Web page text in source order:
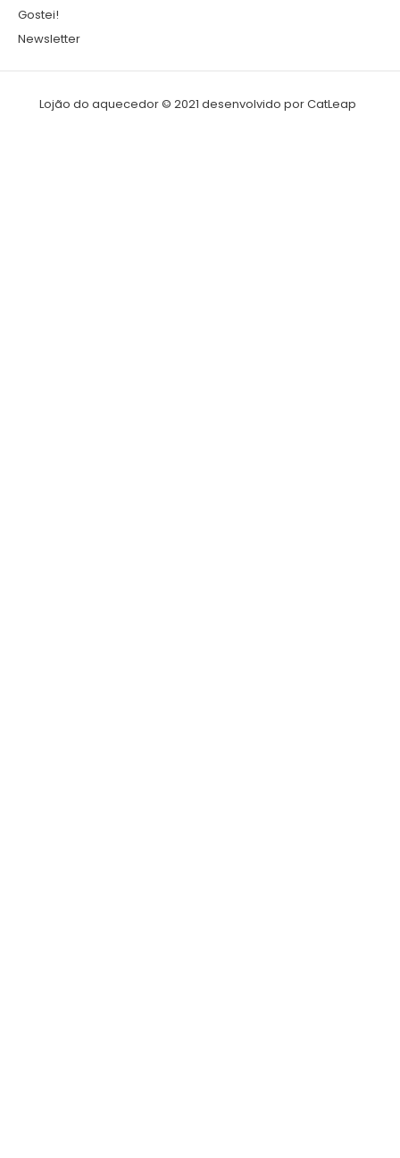
Gostei!
Newsletter
Lojão do aquecedor © 2021 desenvolvido porCatLeap